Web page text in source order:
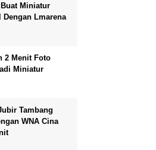
Miniatur
Lmarena
2 Menit Foto
Miniatur
Tambang
WNA Cina